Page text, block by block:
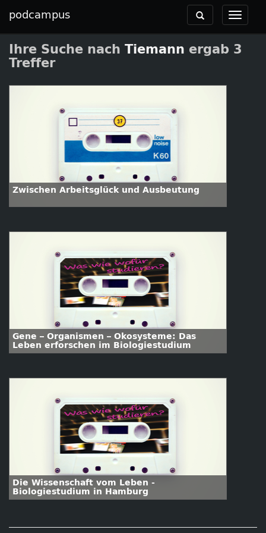
podcampus
Toggle
Toggle
navigation
Ihre Suche nach Tiemann ergab 3
Treffer
Zwischen Arbeitsglück und Ausbeutung
Gene – Organismen – Ökosysteme: Das
Leben erforschen im Biologiestudium
Die Wissenschaft vom Leben -
Biologiestudium in Hamburg